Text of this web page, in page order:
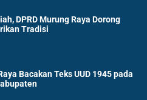
DPRD Murung Raya Dorong
Tradisi
Bacakan Teks UUD 1945 pada